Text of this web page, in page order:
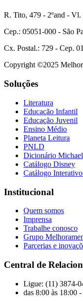
R. Tito, 479 - 2ºand - Vl.
Cep.: 05051-000 - São
Cx. Postal.: 729 - Cep.
Copyright ©2025
Soluções
Literatura
Educação Infantil
Educação Juvenil
Ensino Médio
Planeta Leitura
PNLD
Dicionário
Catálogo Disney
Catálogo
Institucional
Quem somos
Imprensa
Trabalhe conosco
Grupo
Parcerias e
Central de
Ligue: (11) 3874-
das 8:00 às 18:00